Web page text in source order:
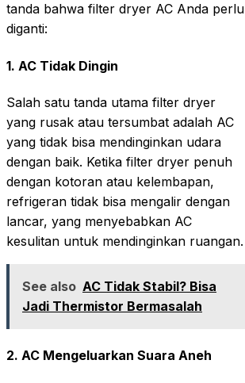
tanda bahwa filter dryer AC Anda perlu
diganti:
1. AC Tidak Dingin
Salah satu tanda utama filter dryer
yang rusak atau tersumbat adalah AC
yang tidak bisa mendinginkan udara
dengan baik. Ketika filter dryer penuh
dengan kotoran atau kelembapan,
refrigeran tidak bisa mengalir dengan
lancar, yang menyebabkan AC
kesulitan untuk mendinginkan ruangan.
See also AC Tidak Stabil? Bisa
Jadi Thermistor Bermasalah
2. AC Mengeluarkan Suara Aneh